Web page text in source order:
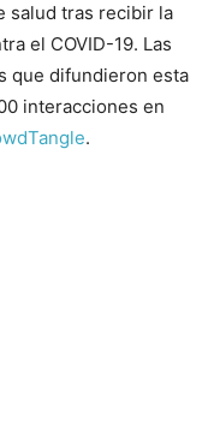
salud tras recibir la
el COVID-19. Las
que difundieron esta
interacciones en
.